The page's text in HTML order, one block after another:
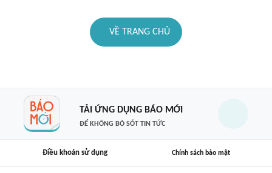
VỀ TRANG CHỦ
TẢI ỨNG DỤNG BÁO MỚI
ĐỂ KHÔNG BỎ SÓT TIN TỨC
Điều khoản sử dụng Chính sách bảo mật